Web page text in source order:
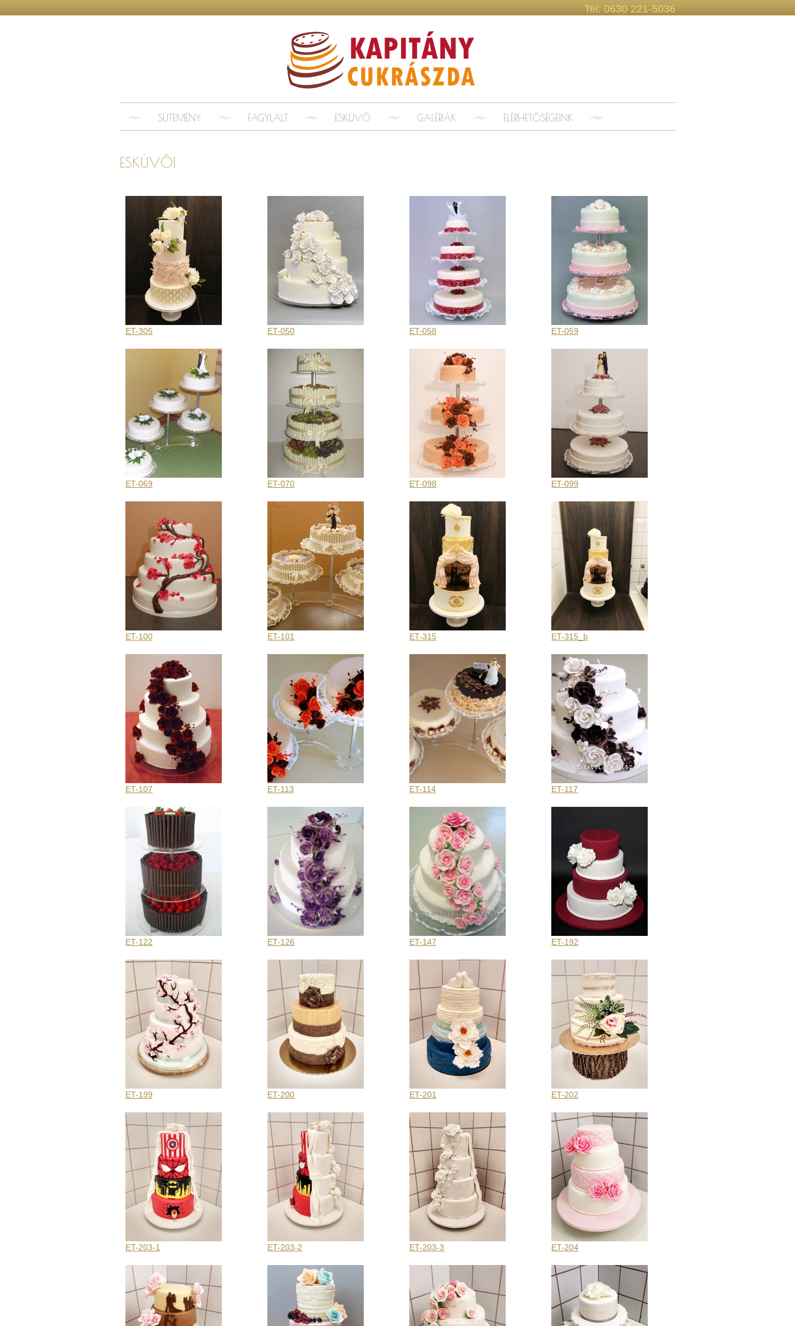
Tel: 0630 221-5036
SÜTEMÉNY FAGYLALT ESKÜVŐ GALÉRIÁK ELÉRHETŐSÉGEINK
ESKÜVŐI
ET-305 ET-050 ET-058 ET-059
ET-069 ET-070 ET-098 ET-099
ET-100 ET-101 ET-315 ET-315_b
ET-107 ET-113 ET-114 ET-117
ET-122 ET-126 ET-147 ET-192
ET-199 ET-200 ET-201 ET-202
ET-203-1 ET-203-2 ET-203-3 ET-204